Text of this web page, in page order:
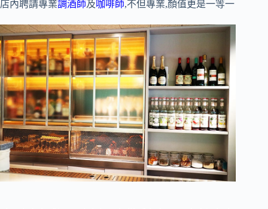
店內聘請專業調酒師及咖啡師,不但專業,顏值更是一等一